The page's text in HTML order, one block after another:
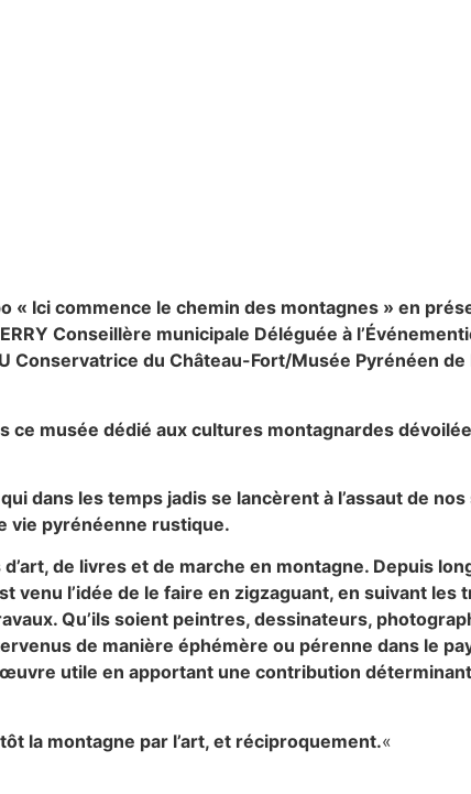
« Ici commence le chemin des montagnes » en
Conseillère municipale Déléguée à
Conservatrice du Château-Fort/Musée Pyrénéen de
musée dédié aux cultures montagnardes dévoilée
dans les temps jadis se lancèrent à l’assaut de
vie pyrénéenne rustique.
de livres et de marche en montagne. Depuis
venu l’idée de le faire en zigzaguant, en suivant les
Qu’ils soient peintres, dessinateurs,
de manière éphémère ou pérenne dans le
utile en apportant une contribution
la montagne par l’art, et réciproquement.«